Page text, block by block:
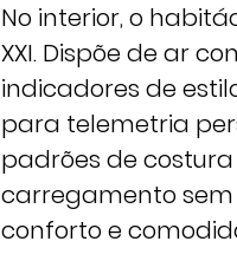
No interior, o
XXI. Dispõe de ar
indicadores de
para telemetria
padrões de
carregamento
conforto e